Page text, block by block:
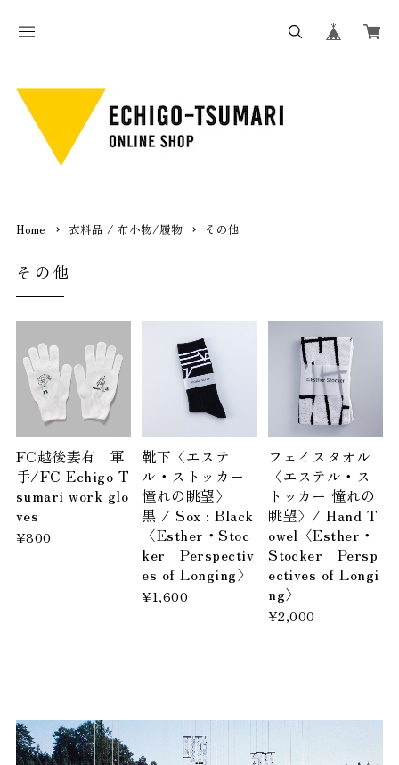
Home 衣料品 / 布小物/履物 その他
その他
FC越後妻有 軍
手/FC Echigo T
sumari work glo
ves
¥800
靴下〈エステ
ル・ストッカー
憧れの眺望〉
黒 / Sox : Black
〈Esther・Stoc
ker Perspectiv
es of Longing〉
¥1,600
フェイスタオル
〈エステル・ス
トッカー 憧れの
眺望〉/ Hand T
owel〈Esther・
Stocker Persp
ectives of Longi
ng〉
¥2,000